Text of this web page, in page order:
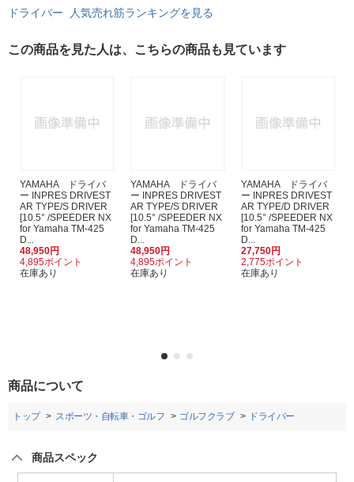
ドライバー 人気売れ筋ランキングを見る
この商品を見た人は、こちらの商品も見ています
YAMAHA ドライバ
ー INPRES DRIVEST
AR TYPE/S DRIVER
[10.5° /SPEEDER NX
for Yamaha TM-425
D...
48,950円
4,895ポイント
在庫あり
YAMAHA ドライバ
ー INPRES DRIVEST
AR TYPE/S DRIVER
[10.5° /SPEEDER NX
for Yamaha TM-425
D...
48,950円
4,895ポイント
在庫あり
YAMAHA ドライバ
ー INPRES DRIVEST
AR TYPE/D DRIVER
[10.5° /SPEEDER NX
for Yamaha TM-425
D...
27,750円
2,775ポイント
在庫あり
商品について
トップ スポーツ・自転車・ゴルフ ゴルフクラブ ドライバー
商品スペック